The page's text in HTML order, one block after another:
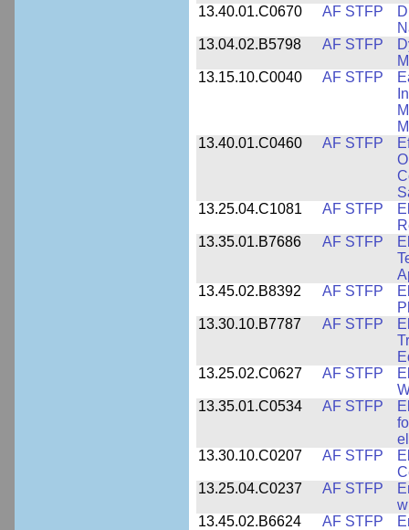
13.40.01.C0670
AF STFP
13.04.02.B5798
AF STFP
13.15.10.C0040
AF STFP
13.40.01.C0460
AF STFP
13.25.04.C1081
AF STFP
13.35.01.B7686
AF STFP
13.45.02.B8392
AF STFP
13.30.10.B7787
AF STFP
13.25.02.C0627
AF STFP
13.35.01.C0534
AF STFP
13.30.10.C0207
AF STFP
13.25.04.C0237
AF STFP
13.45.02.B6624
AF STFP